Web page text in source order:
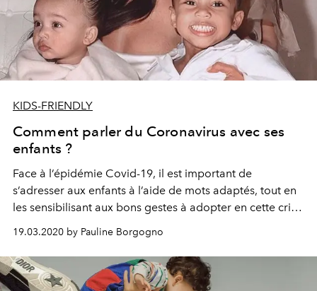
KIDS-FRIENDLY
Comment parler du Coronavirus avec ses
enfants ?
Face à l’épidémie Covid-19, il est important de
s’adresser aux enfants à l’aide de mots adaptés, tout en
les sensibilisant aux bons gestes à adopter en cette crise
sanitaire. La psychologue diplômée d’état Sophie
Bernard Viau et L’Officiel vous prodiguent leurs
meilleurs conseils.
19.03.2020 by Pauline Borgogno